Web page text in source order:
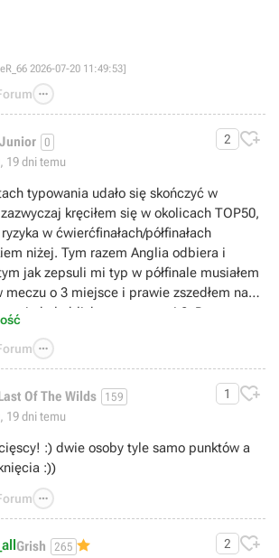
2026-07-20 11:49:53]

Junior 0
19 dni temu
2 
typowania udało się skończyć w
kręciłem się w okolicach TOP50,
w ćwierćfinałach/półfinałach
niżej. Tym razem Anglia odbiera i
jak zepsuli mi typ w półfinale musiałem
o 3 miejsce i prawie zszedłem na
była blisko powrotu z 4:0 :D

Of The Wilds 159
19 dni temu
1 
:) dwie osoby tyle samo punktów a
:))

Grish 265 2 